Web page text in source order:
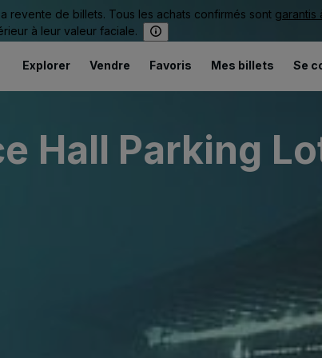
revente de billets. Tous les achats confirmés sont garantis
à leur valeur faciale.
Explorer Vendre Favoris Mes billets Se
Hall Parking